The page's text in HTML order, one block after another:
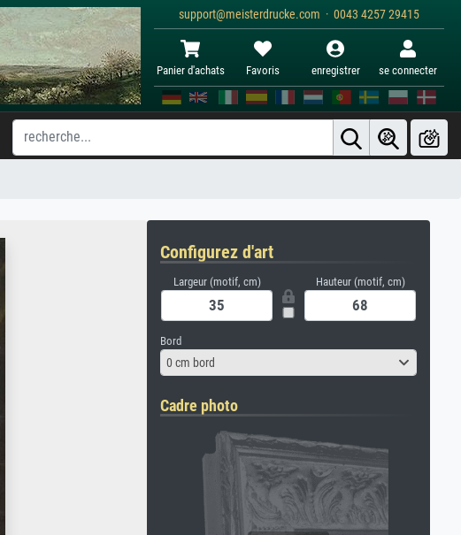
support@meisterdrucke.com · 0043 4257 29415
Panier d'achats Favoris enregistrer se connecter
Configurez d'art
Largeur (motif, cm) Hauteur (motif, cm)
Bord
0 cm bord
Cadre photo